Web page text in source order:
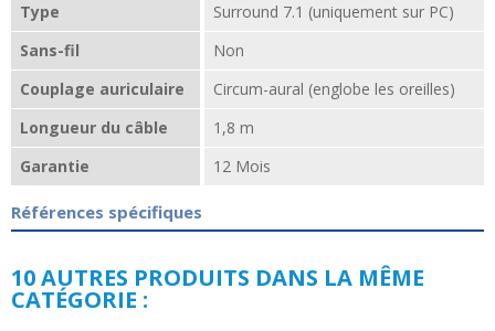
Type
Surround 7.1 (uniquement sur PC)
Sans-fil
Non
Couplage auriculaire
Circum-aural (englobe les oreilles)
Longueur du câble
1,8 m
Garantie
12 Mois
Références spécifiques
10 AUTRES PRODUITS DANS LA MÊME
CATÉGORIE :